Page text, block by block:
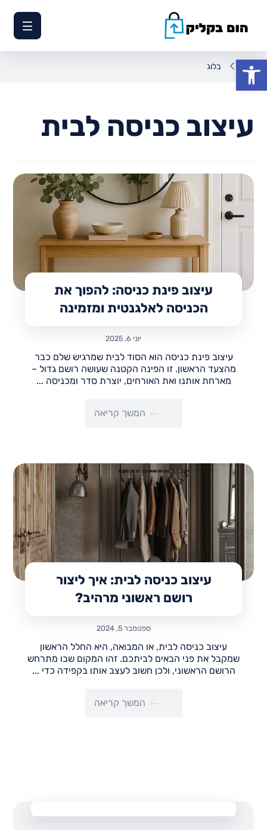
פתח סרגל נגישות
בלוג
עיצוב כניסה לבית
עיצוב פינת כניסה: להפוך את
הכניסה לאלגנטית ומזמינה
יוני 6, 2025
עיצוב פינת כניסה הוא הסוד לבית שמרגיש שלם כבר
מהצעד הראשון. זו הפינה הקטנה שעושה רושם גדול –
מארחת אותנו ואת האורחים, יוצרת סדר ומכניסה ...
המשך קריאה
עיצוב כניסה לבית: איך ליצור
רושם ראשוני מרהיב?
ספטמבר 5, 2024
עיצוב כניסה לבית, או המבואה, היא החלל הראשון
שמקבל את פני הבאים לביתכם. זהו המקום שבו מתרחש
הרושם הראשוני, ולכן חשוב לעצב אותו בקפידה כדי ...
המשך קריאה